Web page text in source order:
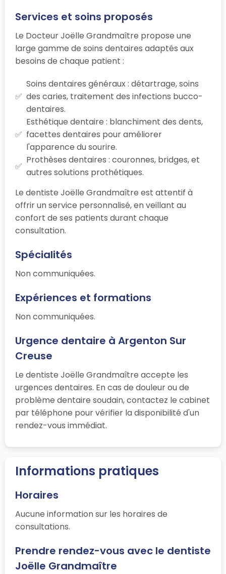
Services et soins proposés
Le Docteur Joëlle Grandmaître propose une
large gamme de soins dentaires adaptés aux
besoins de chaque patient :
Soins dentaires généraux : détartrage, soins
des caries, traitement des infections bucco-
dentaires.
Esthétique dentaire : blanchiment des dents,
facettes dentaires pour améliorer
l'apparence du sourire.
Prothèses dentaires : couronnes, bridges, et
autres solutions prothétiques.
Le dentiste Joëlle Grandmaître est attentif à
offrir un service personnalisé, en veillant au
confort de ses patients durant chaque
consultation.
Spécialités
Non communiquées.
Expériences et formations
Non communiquées.
Urgence dentaire à Argenton Sur
Creuse
Le dentiste Joëlle Grandmaître accepte les
urgences dentaires. En cas de douleur ou de
problème dentaire soudain, contactez le cabinet
par téléphone pour vérifier la disponibilité d'un
rendez-vous immédiat.
Informations pratiques
Horaires
Aucune information sur les horaires de
consultations.
Prendre rendez-vous avec le dentiste
Joëlle Grandmaître